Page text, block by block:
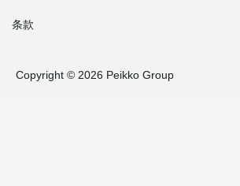
条款
Copyright © 2026 Peikko Group